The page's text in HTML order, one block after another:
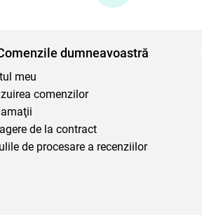
dumneavoastră
meu
comenzilor
de la contract
de procesare a recenziilor